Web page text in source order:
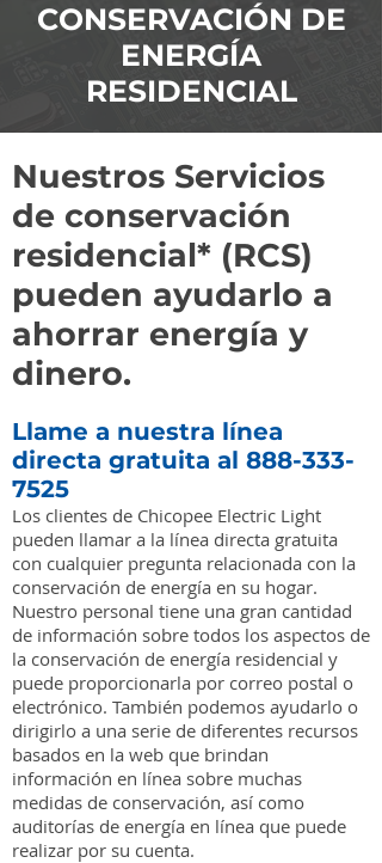
CONSERVACIÓN DE
ENERGÍA
RESIDENCIAL
Nuestros Servicios
de conservación
residencial* (RCS)
pueden ayudarlo a
ahorrar energía y
dinero.
Llame a nuestra línea
directa gratuita al 888-333-
7525
Los clientes de Chicopee Electric Light
pueden llamar a la línea directa gratuita
con cualquier pregunta relacionada con la
conservación de energía en su hogar.
Nuestro personal tiene una gran cantidad
de información sobre todos los aspectos de
la conservación de energía residencial y
puede proporcionarla por correo postal o
electrónico. También podemos ayudarlo o
dirigirlo a una serie de diferentes recursos
basados en la web que brindan
información en línea sobre muchas
medidas de conservación, así como
auditorías de energía en línea que puede
realizar por su cuenta.